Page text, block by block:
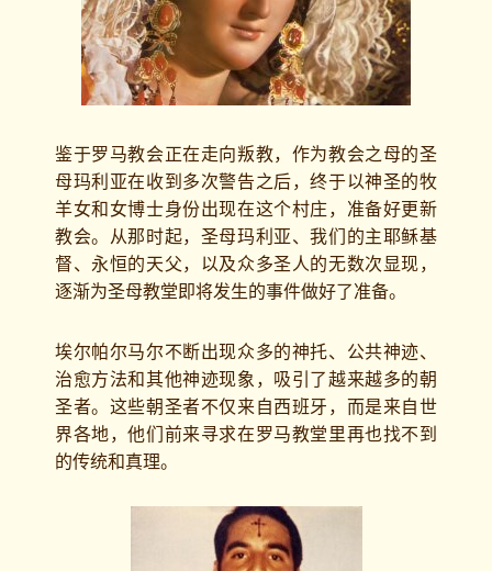
鉴于罗马教会正在走向叛教，作为教会之母的圣
母玛利亚在收到多次警告之后，终于以神圣的牧
羊女和女博士身份出现在这个村庄，准备好更新
教会。从那时起，圣母玛利亚、我们的主耶稣基
督、永恒的天父，以及众多圣人的无数次显现，
逐渐为圣母教堂即将发生的事件做好了准备。
埃尔帕尔马尔不断出现众多的神托、公共神迹、
治愈方法和其他神迹现象，吸引了越来越多的朝
圣者。这些朝圣者不仅来自西班牙，而是来自世
界各地，他们前来寻求在罗马教堂里再也找不到
的传统和真理。